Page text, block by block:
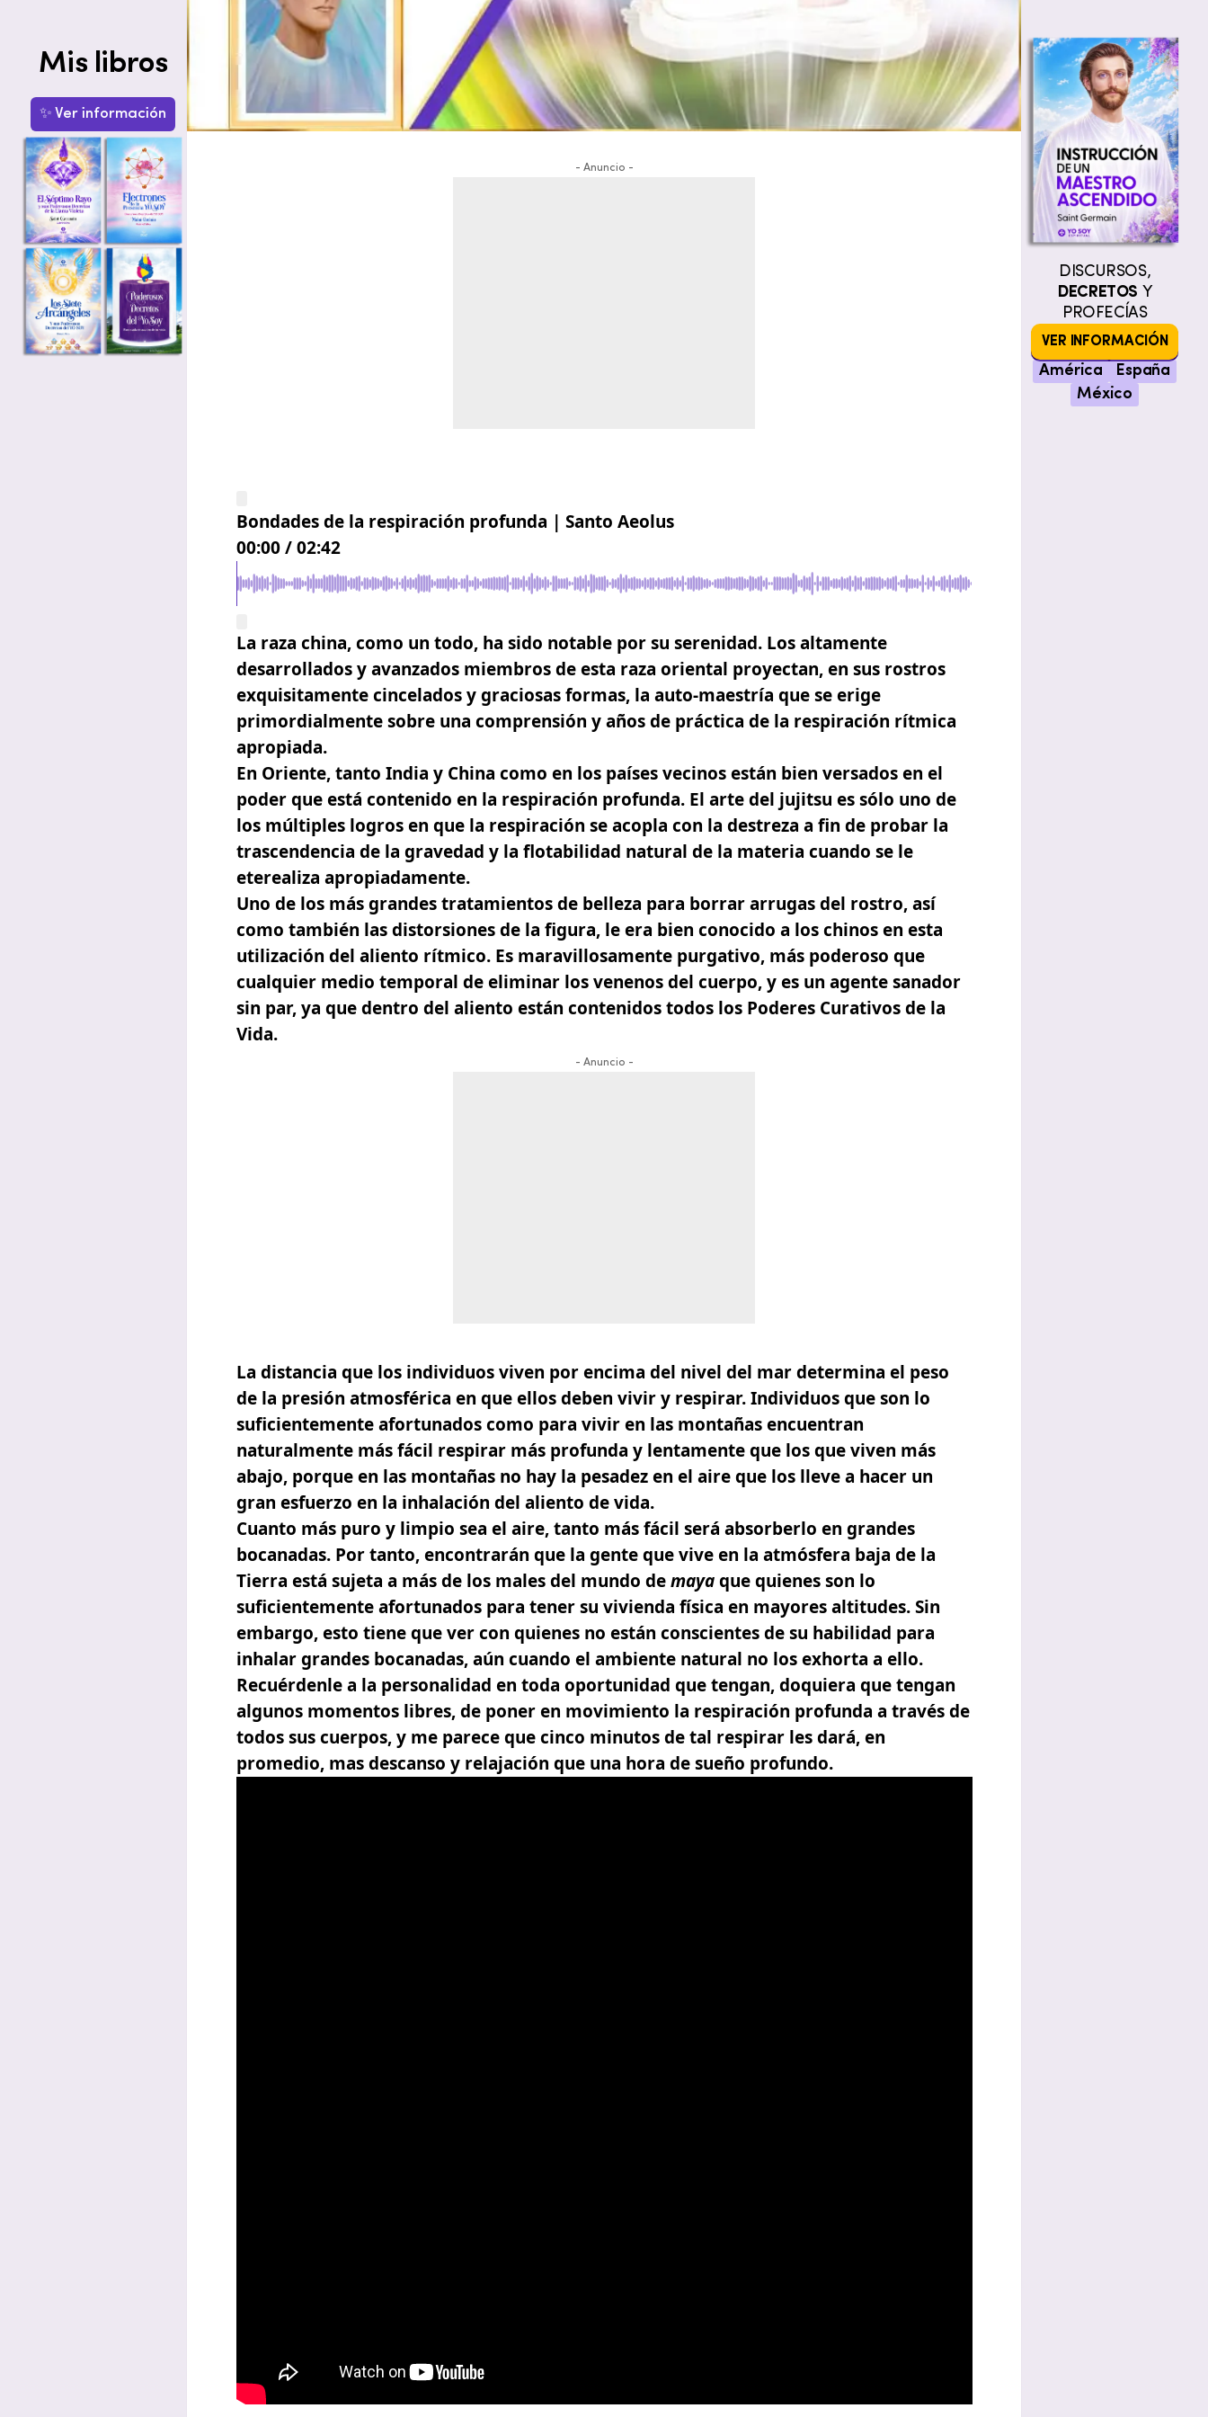
Mis libros
✨ Ver información
- Anuncio -
Bondades de la respiración profunda | Santo Aeolus
00:00 / 02:42
La raza china, como un todo, ha sido notable por su serenidad. Los altamente
desarrollados y avanzados miembros de esta raza oriental proyectan, en sus rostros
exquisitamente cincelados y graciosas formas, la auto-maestría que se erige
primordialmente sobre una comprensión y años de práctica de la respiración rítmica
apropiada.
En Oriente, tanto India y China como en los países vecinos están bien versados en el
poder que está contenido en la respiración profunda. El arte del jujitsu es sólo uno de
los múltiples logros en que la respiración se acopla con la destreza a fin de probar la
trascendencia de la gravedad y la flotabilidad natural de la materia cuando se le
eterealiza apropiadamente.
Uno de los másgrandes tratamientos de belleza para borrar arrugas del rostro, así
como también las distorsiones de la figura, le era bien conocido a los chinos en esta
utilización del aliento rítmico. Es maravillosamente purgativo, más poderoso que
cualquier medio temporal de eliminar los venenos del cuerpo, y es un agente sanador
sin par, ya que dentro del aliento están contenidos todos los Poderes Curativos de la
Vida.
- Anuncio -
La distancia que los individuos viven por encima del nivel del mar determina el peso
de la presión atmosférica en que ellos deben vivir y respirar. Individuos que son lo
suficientemente afortunados como para vivir en las montañas encuentran
naturalmente más fácil respirar más profunda y lentamenteque los que viven más
abajo, porque en las montañas no hay la pesadez en el aire que los lleve a hacer un
gran esfuerzo en la inhalación del aliento de vida.
Cuanto más puro y limpio sea el aire, tanto más fácil será absorberlo en grandes
bocanadas. Por tanto, encontrarán que la gente que vive en la atmósfera baja de la
Tierra está sujeta a más de los males del mundo demayaque quienes son lo
suficientemente afortunados para tener su vivienda física en mayores altitudes. Sin
embargo, esto tiene que ver con quienes no están conscientes de su habilidad para
inhalar grandes bocanadas, aún cuando el ambiente natural no los exhorta a ello.
Recuérdenle a la personalidad en toda oportunidad que tengan, doquiera que tengan
algunos momentos libres, de poner en movimiento la respiración profunda a través de
todos sus cuerpos, y me parece que cinco minutos de tal respirar les dará, en
promedio, mas descanso y relajación que una hora de sueño profundo.
DISCURSOS,
DECRETOS Y
PROFECÍAS
VER INFORMACIÓN
América
España
México